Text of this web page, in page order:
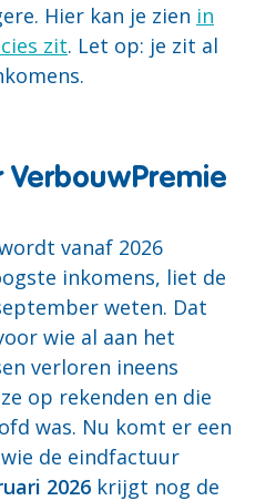
Hier kan je zien in
zit. Let op: je zit al
VerbouwPremie
vanaf 2026
inkomens, liet de
weten. Dat
wie al aan het
verloren ineens
op rekenden en die
was. Nu komt er een
de eindfactuur
2026 krijgt nog de